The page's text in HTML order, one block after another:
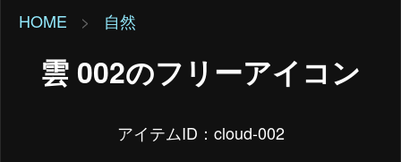
HOME > 自然
雲 002のフリーアイコン
アイテムID：cloud-002